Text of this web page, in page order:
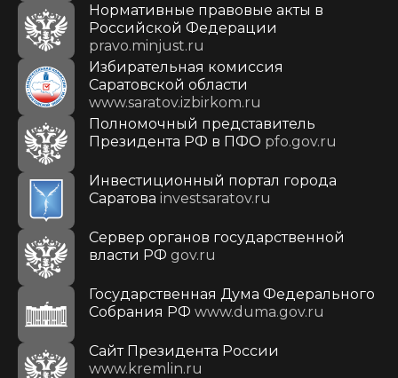
Нормативные правовые акты в
Российской Федерации
pravo.minjust.ru
Избирательная комиссия
Саратовской области
www.saratov.izbirkom.ru
Полномочный представитель
Президента РФ в ПФО pfo.gov.ru
Инвестиционный портал города
Саратова investsaratov.ru
Сервер органов государственной
власти РФ gov.ru
Государственная Дума Федерального
Собрания РФ www.duma.gov.ru
Cайт Президента России
www.kremlin.ru